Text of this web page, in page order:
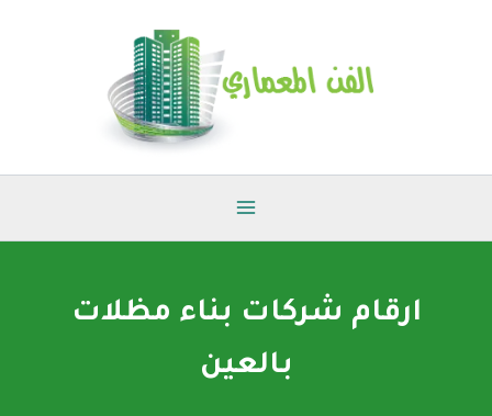
ارقام شركات بناء مظلات
بالعين